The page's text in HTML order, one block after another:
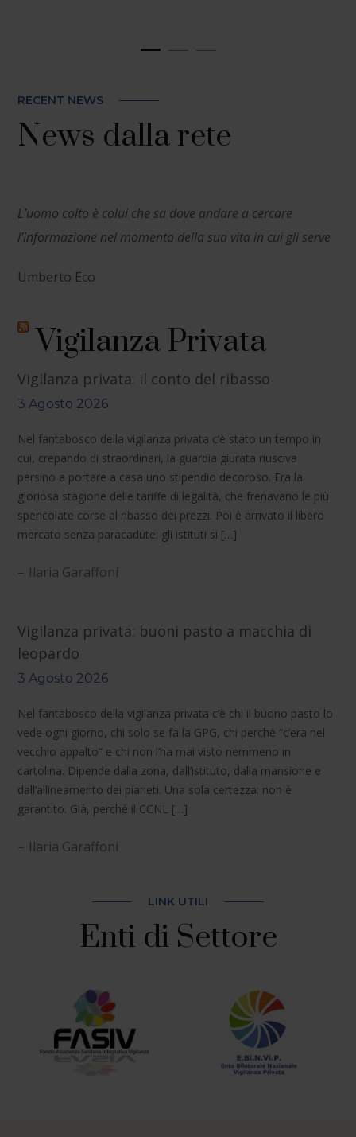
RECENT NEWS
News dalla rete
L’uomo colto è colui che sa dove andare a cercare
l’informazione nel momento della sua vita in cui gli serve
Umberto Eco
Vigilanza Privata
Vigilanza privata: il conto del ribasso
3 Agosto 2026
Nel fantabosco della vigilanza privata c’è stato un tempo in
cui, crepando di straordinari, la guardia giurata riusciva
persino a portare a casa uno stipendio decoroso. Era la
gloriosa stagione delle tariffe di legalità, che frenavano le più
spericolate corse al ribasso dei prezzi. Poi è arrivato il libero
mercato senza paracadute: gli istituti si […]
Ilaria Garaffoni
Vigilanza privata: buoni pasto a macchia di
leopardo
3 Agosto 2026
Nel fantabosco della vigilanza privata c’è chi il buono pasto lo
vede ogni giorno, chi solo se fa la GPG, chi perché “c’era nel
vecchio appalto” e chi non l’ha mai visto nemmeno in
cartolina. Dipende dalla zona, dall’istituto, dalla mansione e
dall’allineamento dei pianeti. Una sola certezza: non è
garantito. Già, perché il CCNL […]
Ilaria Garaffoni
LINK UTILI
Enti di Settore